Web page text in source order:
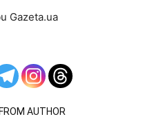
Gazeta.ua
AUTHOR